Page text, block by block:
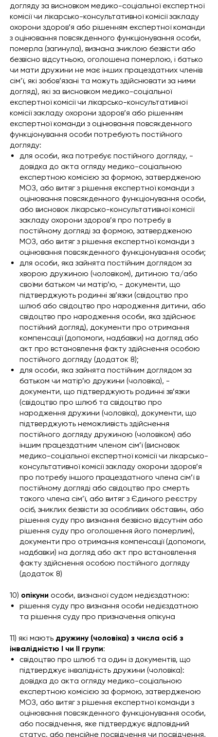
догляду за висновком медико-соціальної експертної
комісії чи лікарсько-консультативної комісії закладу
охорони здоров’я або рішенням експертної команди
з оцінювання повсякденного функціонування особи,
померла (загинула), визнана зниклою безвісти або
безвісно відсутньою, оголошена померлою, і батько
чи мати дружини не має інших працездатних членів
сім’ї, які зобов’язані та можуть здійснювати за ними
догляд), які за висновком медико-соціальної
експертної комісії чи лікарсько-консультативної
комісії закладу охорони здоров’я або рішенням
експертної команди з оцінювання повсякденного
функціонування особи потребують постійного
догляду:
для особи, яка потребує постійного догляду, -
довідка до акта огляду медико-соціальною
експертною комісією за формою, затвердженою
МОЗ, або витяг з рішення експертної команди з
оцінювання повсякденного функціонування особи,
або висновок лікарсько-консультативної комісії
закладу охорони здоров’я про потребу в
постійному догляді за формою, затвердженою
МОЗ, або витяг з рішення експертної команди з
оцінювання повсякденного функціонування особи;
для особи, яка зайнята постійним доглядом за
хворою дружиною (чоловіком), дитиною та/або
своїми батьком чи матір’ю, - документи, що
підтверджують родинні зв’язки (свідоцтво про
шлюб або свідоцтво про народження дитини, або
свідоцтво про народження особи, яка здійснює
постійний догляд), документи про отримання
компенсації (допомоги, надбавки) на догляд або
акт про встановлення факту здійснення особою
постійного догляду (додаток 8);
для особи, яка зайнята постійним доглядом за
батьком чи матір’ю дружини (чоловіка), -
документи, що підтверджують родинні зв’язки
(свідоцтво про шлюб та свідоцтво про
народження дружини (чоловіка), документи, що
підтверджують неможливість здійснення
постійного догляду дружиною (чоловіком) або
іншим працездатним членом сім’ї (висновок
медико-соціальної експертної комісії чи лікарсько-
консультативної комісії закладу охорони здоров’я
про потребу іншого працездатного члена сім’ї в
постійному догляді або свідоцтво про смерть
такого члена сім’ї, або витяг з Єдиного реєстру
осіб, зниклих безвісти за особливих обставин, або
рішення суду про визнання безвісно відсутнім або
рішення суду про оголошення його померлим),
документи про отримання компенсації (допомоги,
надбавки) на догляд або акт про встановлення
факту здійснення особою постійного догляду
(додаток 8)
10) опікуни особи, визнаної судом недієздатною:
рішення суду про визнання особи недієздатною
та рішення суду про призначення опікуна
11) які мають дружину (чоловіка) з числа осіб з
інвалідністю I чи II групи:
свідоцтво про шлюб та один із документів, що
підтверджує інвалідність дружини (чоловіка):
довідка до акта огляду медико-соціальною
експертною комісією за формою, затвердженою
МОЗ, або витяг з рішення експертної команди з
оцінювання повсякденного функціонування особи,
або посвідчення, яке підтверджує відповідний
статус, або пенсійне посвідчення чи посвідчення,